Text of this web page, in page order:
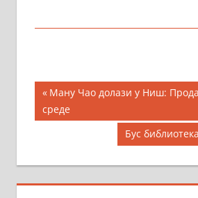
Кретање
чланка
Previous
Post:
Ману Чао долази у Ниш:
среде
Next
Post:
Бус